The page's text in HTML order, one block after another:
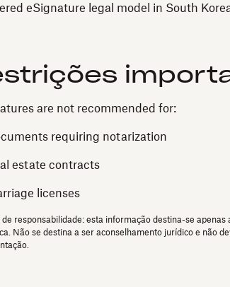
eSignature legal model in South
are not recommended for:
requiring notarization
estate contracts
licenses
de responsabilidade: esta informação destina-se
Não se destina a ser aconselhamento jurídico e não